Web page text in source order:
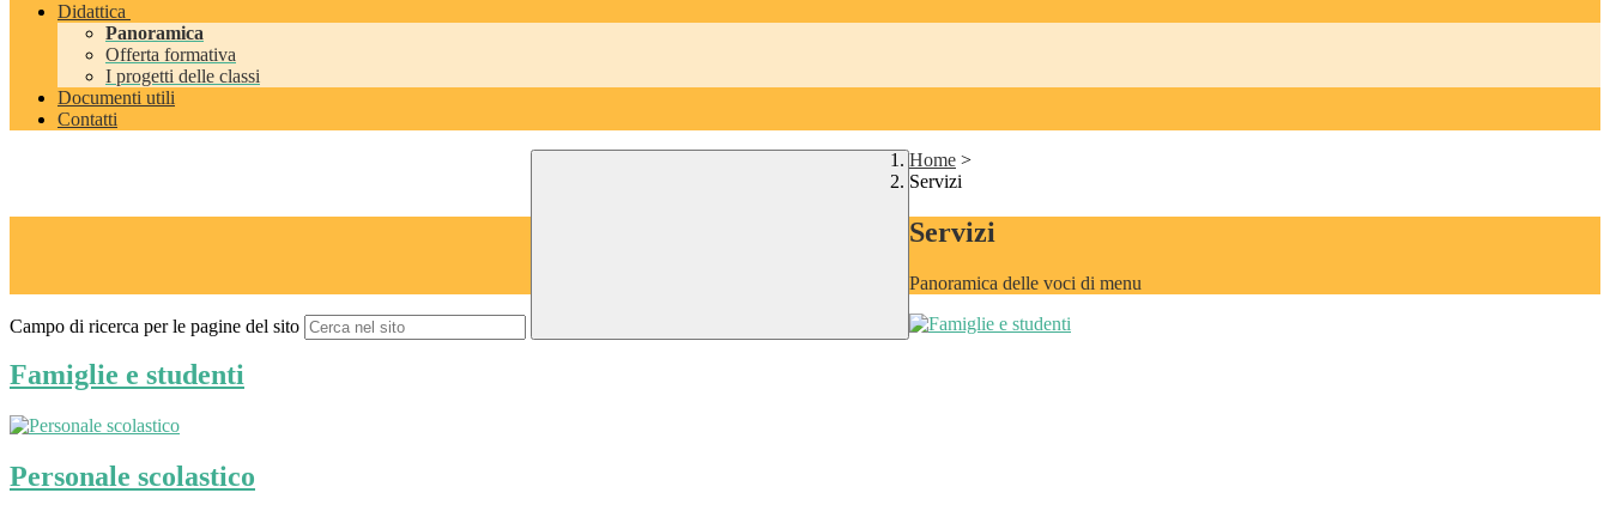
Didattica
Panoramica
Offerta formativa
I progetti delle classi
Documenti utili
Contatti
Campo di ricerca per le pagine del sito
Home >
Servizi
Servizi
Panoramica delle voci di menu
Famiglie e studenti
Personale scolastico